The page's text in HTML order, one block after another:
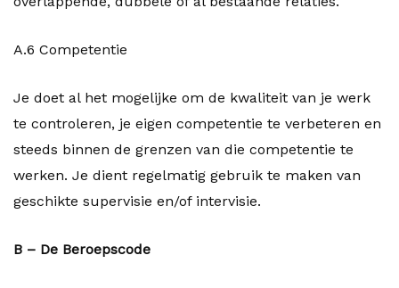
A.6 Competentie
Je doet al het mogelijke om de kwaliteit van je werk
te controleren, je eigen competentie te verbeteren en
steeds binnen de grenzen van die competentie te
werken. Je dient regelmatig gebruik te maken van
geschikte supervisie en/of intervisie.
B – De Beroepscode